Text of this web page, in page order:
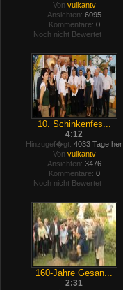
Von vulkantv
Ansichten: 6095
Kommentare: 0
Noch nicht Bewertet
10. Schinkenfes...
4:12
Hinzugef�gt: 4033 Tage her
Von vulkantv
Ansichten: 3476
Kommentare: 0
Noch nicht Bewertet
160-Jahre Gesan...
2:31